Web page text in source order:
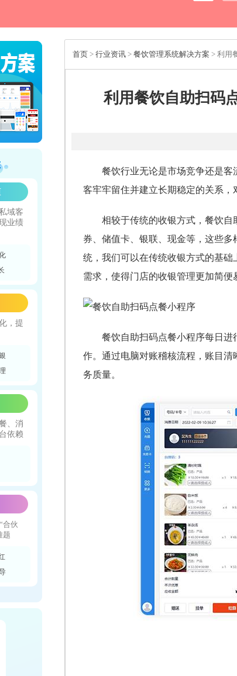
域客
业绩
，提
、消
依赖
合伙
题
首页 > 行业资讯 > 餐饮管理系统解决方案 > 利用
利用餐饮自助扫码
餐饮行业无论是市场竞争还是客
客牢牢留住并建立长期稳定的关系，
相较于传统的收银方式，餐饮
券、储值卡、银联、现金等，这些
统，我们可以在传统收银方式的基
需求，使得门店的收银管理更加简便
餐饮自助扫码点餐小程序每日
作。通过电脑对账稽核流程，账目
务质量。